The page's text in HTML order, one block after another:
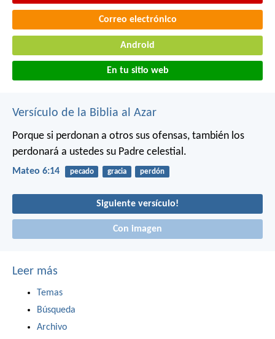
Correo electrónico
Android
En tu sitio web
Versículo de la Biblia al Azar
Porque si perdonan a otros sus ofensas, también los
perdonará a ustedes su Padre celestial.
Mateo 6:14 pecado gracia perdón
Siguiente versículo!
Con imagen
Leer más
Temas
Búsqueda
Archivo